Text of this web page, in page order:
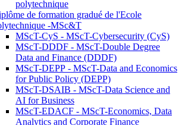
polytechnique
de formation gradué de l'Ecole
-MSc&T
MScT-CyS - MScT-Cybersecurity (CyS)
MScT-DDDF - MScT-Double Degree
Data and Finance (DDDF)
MScT-DEPP - MScT-Data and Economics
for Public Policy (DEPP)
MScT-DSAIB - MScT-Data Science and
AI for Business
MScT-EDACF - MScT-Economics, Data
Analytics and Corporate Finance